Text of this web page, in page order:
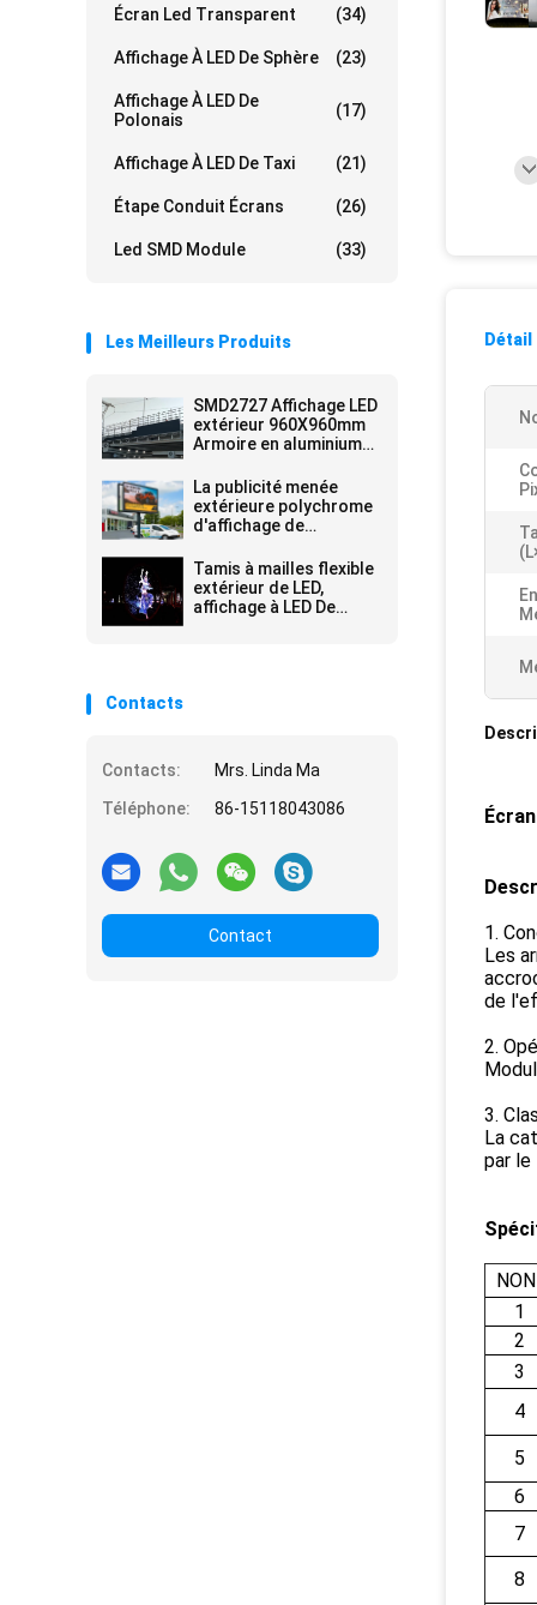
Écran Led Transparent (34)
Affichage À LED De Sphère (23)
Affichage À LED De
Polonais
(17)
Affichage À LED De Taxi (21)
Étape Conduit Écrans (26)
Led SMD Module (33)
Les Meilleurs Produits
SMD2727 Affichage LED
extérieur 960X960mm
Armoire en aluminium
Lumière
La publicité menée
extérieure polychrome
d'affichage de
P10 P16 a mené le mur
d'écran d'étape
d'écran
Tamis à mailles flexible
extérieur de LED,
affichage à LED De
Contacts
Contacts:
Mrs. Linda Ma
Téléphone:
86-15118043086
Contact
1.
Les
de
2.
3.
La
par le
1
2
3
4
5
6
7
8